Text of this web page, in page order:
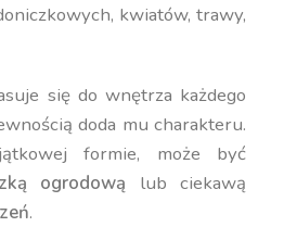
kwiatów, trawy,
się do wnętrza każdego
doda mu charakteru.
formie, może być
ogrodową lub ciekawą
.